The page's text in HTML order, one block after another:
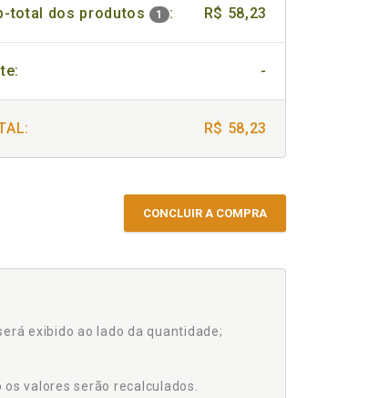
total dos produtos 1 : R$ 58,23
-
R$ 58,23
CONCLUIR A COMPRA
exibido ao lado da quantidade;
valores serão recalculados.